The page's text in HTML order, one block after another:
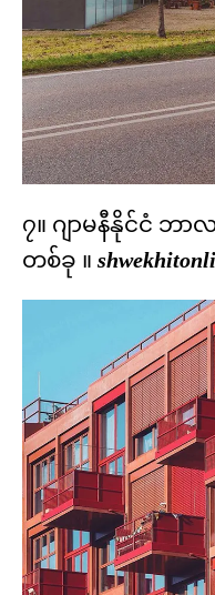
၇။ ဂျာမနီနိုင်ငံ
တစ်ခု ။